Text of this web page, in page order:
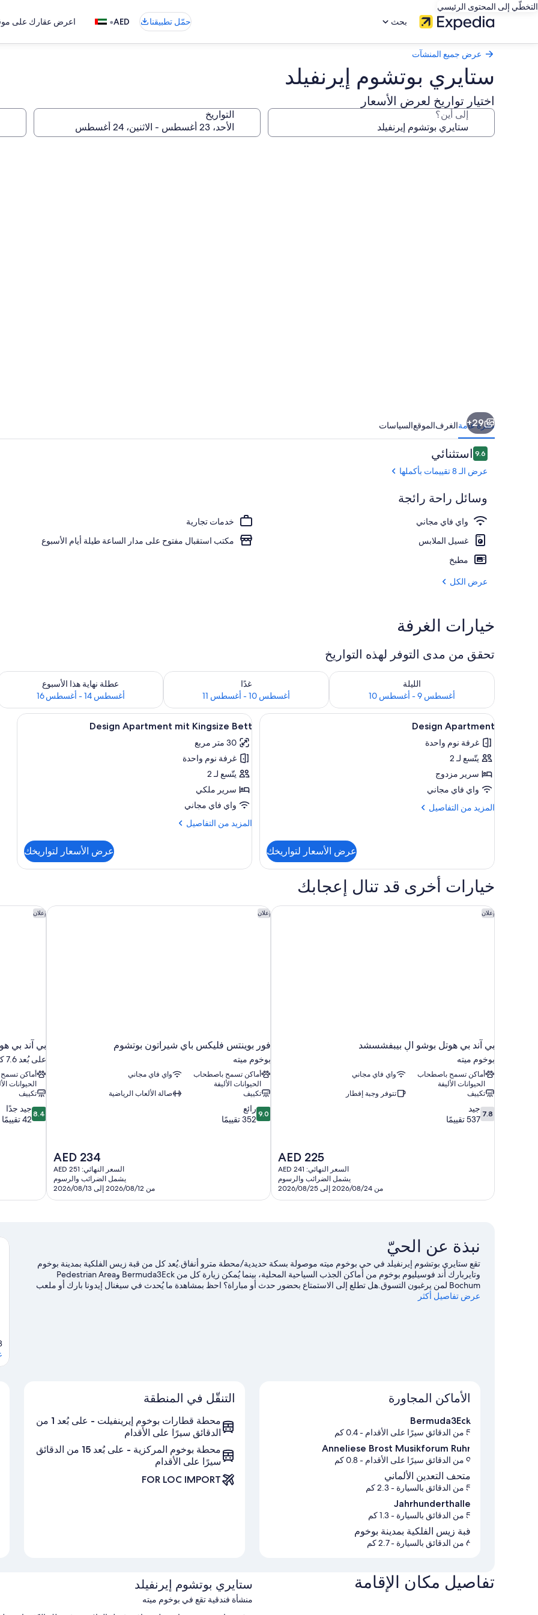
التخطّي إلى المحتوى الرئيسي
بحث
حمّل تطبيقنا AED
• اعرض عقارك على
عرض جميع المنشآت
ستايري بوتشوم إيرنفيلد
اختيار تواريخ لعرض الأسعار
إلى أين؟ التواريخ
29+
نظرة عامةالغرفالموقعالسياسات
التقييمات
9.69.6 من 10استثنائي
عرض الـ 8 تقييمات بأكملها
وسائل راحة رائجة
واي فاي مجاني
خدمات تجارية
غسيل الملابس
مكتب استقبال مفتوح على مدار الساعة طيلة أيام الأسبوع
مطبخ
عرض الكل
خيارات الغرفة
تحقق من مدى التوفر لهذه التواريخ
الليلة
أغسطس 9 - أغسطس 10
تحقق من مدى التوفر لليلة للفترة أغسطس 9 - أغسطس 10
غدًا
أغسطس 10 - أغسطس 11
تحقق من مدى التوفر لغد للفترة أغسطس 10 - أغسطس 11
عطلة نهاية هذا الأسبوع
أغسطس 14 - أغسطس 16
تحقق من مدى التوفر لعطلة نهاية هذا الأسبوع
استعراض
جميع
صور
Design
Apartment
أغطية فراش متميزة ومكتب ومساحة عمل للكمبيوتر المحمول ومكواة/لوح كي
10
Design Apartment
غرفة نوم واحدة
يتّسع لـ 2
سرير مزدوج
واي فاي مجاني
المزيد من التفاصيل
المزيد
Apartment
عرض الأسعار لتواريخك
استعراض
جميع
صور
Design
Apartment
mit
Kingsize
Bett
أغطية فراش متميزة ومكتب ومساحة عمل
11
Design Apartment mit Kingsize Bett
30 متر مربع
غرفة نوم واحدة
يتّسع لـ 2
سرير ملكي
واي فاي مجاني
المزيد من التفاصيل
المزيد
Design
Bett
عرض الأسعار لتواريخك
خيارات أخرى قد تنال إعجابك
إعلان
بي آند بي هوتل بوشو الٕ بيبفشسشد
بوخوم ميته
أماكن تسمح باصطحاب
الحيوانات الأليفة
واي فاي مجاني
تكييف
تتوفر وجبة إفطار
7.8
من
7.8 جيد
537 تقييمًا
السعر
الحالي
هو
AED
225
AED 225
السعر النهائي: AED 241
يشمل الضرائب والرسوم
من 2026/08/24 إلى 2026/08/25
بي آند بي هوتل بوشو الٕ بيبفشسشد إعلان
فور بوينتس فليكس باي شيراتون بوتشوم
بوخوم ميته
أماكن تسمح باصطحاب
الحيوانات الأليفة
واي فاي مجاني
تكييف
صالة الألعاب الرياضية
9.0
من
9.0 رائع
352 تقييمًا
السعر
الحالي
هو
AED
234
AED 234
السعر النهائي: AED 251
يشمل الضرائب والرسوم
من 2026/08/12 إلى 2026/08/13
فور بوينتس فليكس باي شيراتون بوتشوم إعلان
بي آند بي
على بُعد 7.6 كم من بوخوم
أماكن
الحيوانات
تكييف
8.4
من
8.4جيد جدًا
42 تقييمًا
بي آند بي
نبذة عن الحيّ
تقع ستايري بوتشوم إيرنفيلد في حي بوخوم ميته موصولة بسكة حديدية/محطة مترو أنفاق.يُعد كل من قبة زيس الفلكية بمدينة بوخوم
وتايربارك أند فوسيليوم بوخوم من أماكن الجذب السياحية المحلية، بينما يُمكن زيارة كل من Bermuda3Eck وPedestrian Area
Bochum لمن يرغبون التسوق.هل تطلع إلى الاستمتاع بحضور حدث أو مباراة؟ احظ بمشاهدة ما يُحدث في سيغنال إيدونا بارك أو ملعب
فيلتينس أرينا.تفضل بزيارة أدلتنا للسفر إلى بوخومعرض تفاصيل أكثر
الأماكن المجاورة
Bermuda3Eck
5 من الدقائق سيرًا على الأقدام - 0.4 كم
Anneliese Brost Musikforum Ruhr
9 من الدقائق سيرًا على الأقدام - 0.8 كم
متحف التعدين الألماني
5 من الدقائق بالسيارة - 2.3 كم
Jahrhunderthalle
5 من الدقائق بالسيارة - 1.3 كم
قبة زيس الفلكية بمدينة بوخوم
6 من الدقائق بالسيارة - 2.7 كم
التنقّل في المنطقة
محطة قطارات بوخوم إيرينفيلت - على بُعد 1 من
الدقائق سيرًا على الأقدام
محطة بوخوم المركزية - على بُعد 15 من الدقائق
سيرًا على الأقدام
FOR LOC IMPORT
تفاصيل مكان الإقامة ستايري بوتشوم إيرنفيلد
منشأة فندقية تقع في بوخوم ميته